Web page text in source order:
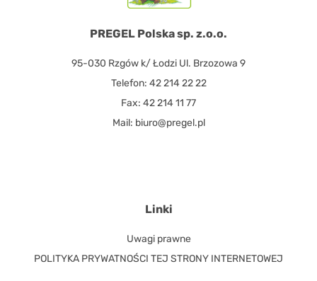
PREGEL Polska sp. z.o.o.
95-030 Rzgów k/ Łodzi Ul. Brzozowa 9
Telefon: 42 214 22 22
Fax: 42 214 11 77
Mail: biuro@pregel.pl
Linki
Uwagi prawne
POLITYKA PRYWATNOŚCI TEJ STRONY INTERNETOWEJ